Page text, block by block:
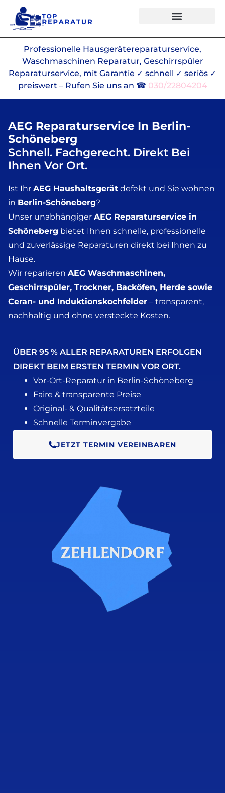
Professionelle Hausgerätereparaturservice,
Waschmaschinen Reparatur, Geschirrspüler
Reparaturservice, mit Garantie ✓ schnell ✓ seriös ✓
preiswert – Rufen Sie uns an ☎ 030/22804204
AEG Reparaturservice In Berlin-
Schöneberg
Schnell. Fachgerecht. Direkt Bei
Ihnen Vor Ort.
Ist Ihr AEG Haushaltsgerät defekt und Sie wohnen
in Berlin-Schöneberg?
Unser unabhängiger AEG Reparaturservice in
Schöneberg bietet Ihnen schnelle, professionelle
und zuverlässige Reparaturen direkt bei Ihnen zu
Hause.
Wir reparieren AEG Waschmaschinen,
Geschirrspüler, Trockner, Backöfen, Herde sowie
Ceran- und Induktionskochfelder – transparent,
nachhaltig und ohne versteckte Kosten.
ÜBER 95 % ALLER REPARATUREN ERFOLGEN
DIREKT BEIM ERSTEN TERMIN VOR ORT.
Vor-Ort-Reparatur in Berlin-Schöneberg
Faire & transparente Preise
Original- & Qualitätsersatzteile
Schnelle Terminvergabe
JETZT TERMIN VEREINBAREN